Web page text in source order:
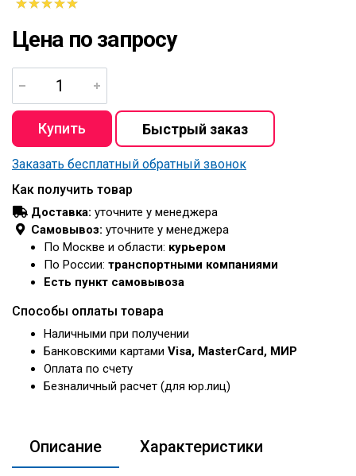
Цена по запросу
Заказать бесплатный обратный звонок
Как получить товар
Доставка: уточните у менеджера
Самовывоз: уточните у менеджера
По Москве и области: курьером
По России: транспортными компаниями
Есть пункт самовывоза
Способы оплаты товара
Наличными при получении
Банковскими картами Visa, MasterCard, МИР
Оплата по счету
Безналичный расчет (для юр.лиц)
Описание Характеристики